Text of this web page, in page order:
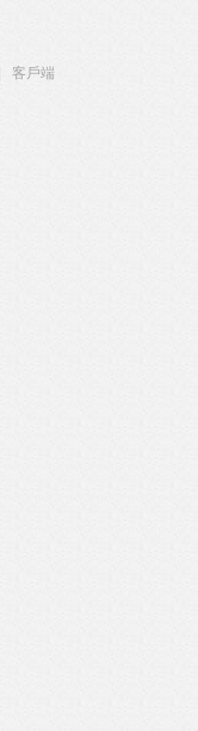
客戶端